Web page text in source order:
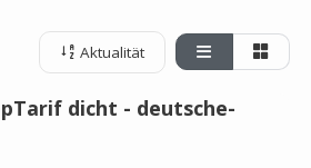
Aktualität